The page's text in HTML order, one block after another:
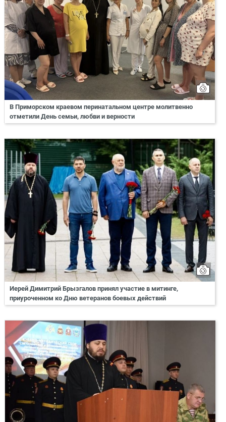
В Приморском краевом перинатальном центре молитвенно
отметили День семьи, любви и верности
Иерей Димитрий Брызгалов принял участие в митинге,
приуроченном ко Дню ветеранов боевых действий